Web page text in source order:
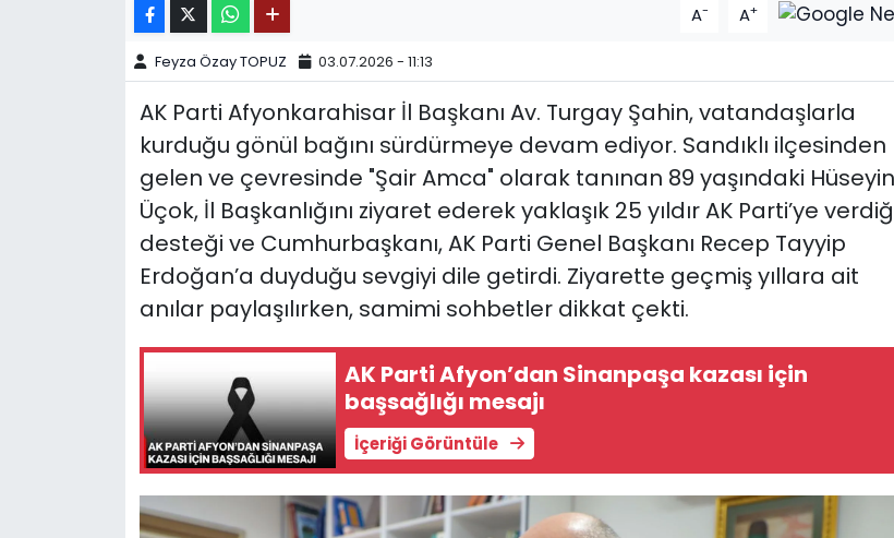
A- A+
Feyza Özay TOPUZ 03.07.2026 - 11:13
AK Parti Afyonkarahisar İl Başkanı Av. Turgay Şahin, vatandaşlarla
kurduğu gönül bağını sürdürmeye devam ediyor. Sandıklı ilçesinden
gelen ve çevresinde "Şair Amca" olarak tanınan 89 yaşındaki Hüseyin
Üçok, İl Başkanlığını ziyaret ederek yaklaşık 25 yıldır AK Parti’ye
desteği ve Cumhurbaşkanı, AK Parti Genel Başkanı Recep Tayyip
Erdoğan’a duyduğu sevgiyi dile getirdi. Ziyarette geçmiş yıllara ait
anılar paylaşılırken, samimi sohbetler dikkat çekti.
AK Parti Afyon’dan Sinanpaşa kazası için
başsağlığı mesajı
İçeriği Görüntüle